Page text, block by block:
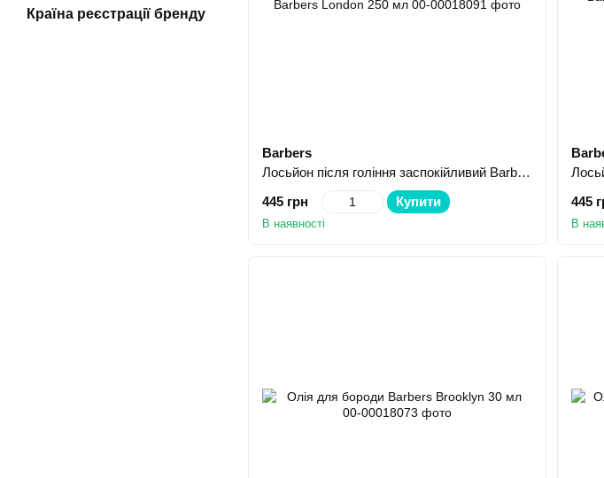
Barbers
Лосьйон після гоління заспокійливий Barbers London 250 мл
445 грн
Купити
В наявності
445
В
Країна реєстрації бренду